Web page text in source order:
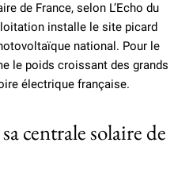
de France, selon L’Echo du
installe le site picard
national. Pour le
le poids croissant des grands
électrique française.
centrale solaire de